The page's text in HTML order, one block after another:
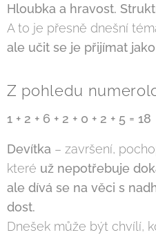
Hloubka a hravost.
A to je přesně dnešní
ale učit se je přijímat
Z pohledu
1 + 2 + 6 + 2 + 0 + 2 + 5 =
Devítka – završení,
které už nepotřebuje
ale dívá se na věci s
dost.
Dnešek může být chvílí,